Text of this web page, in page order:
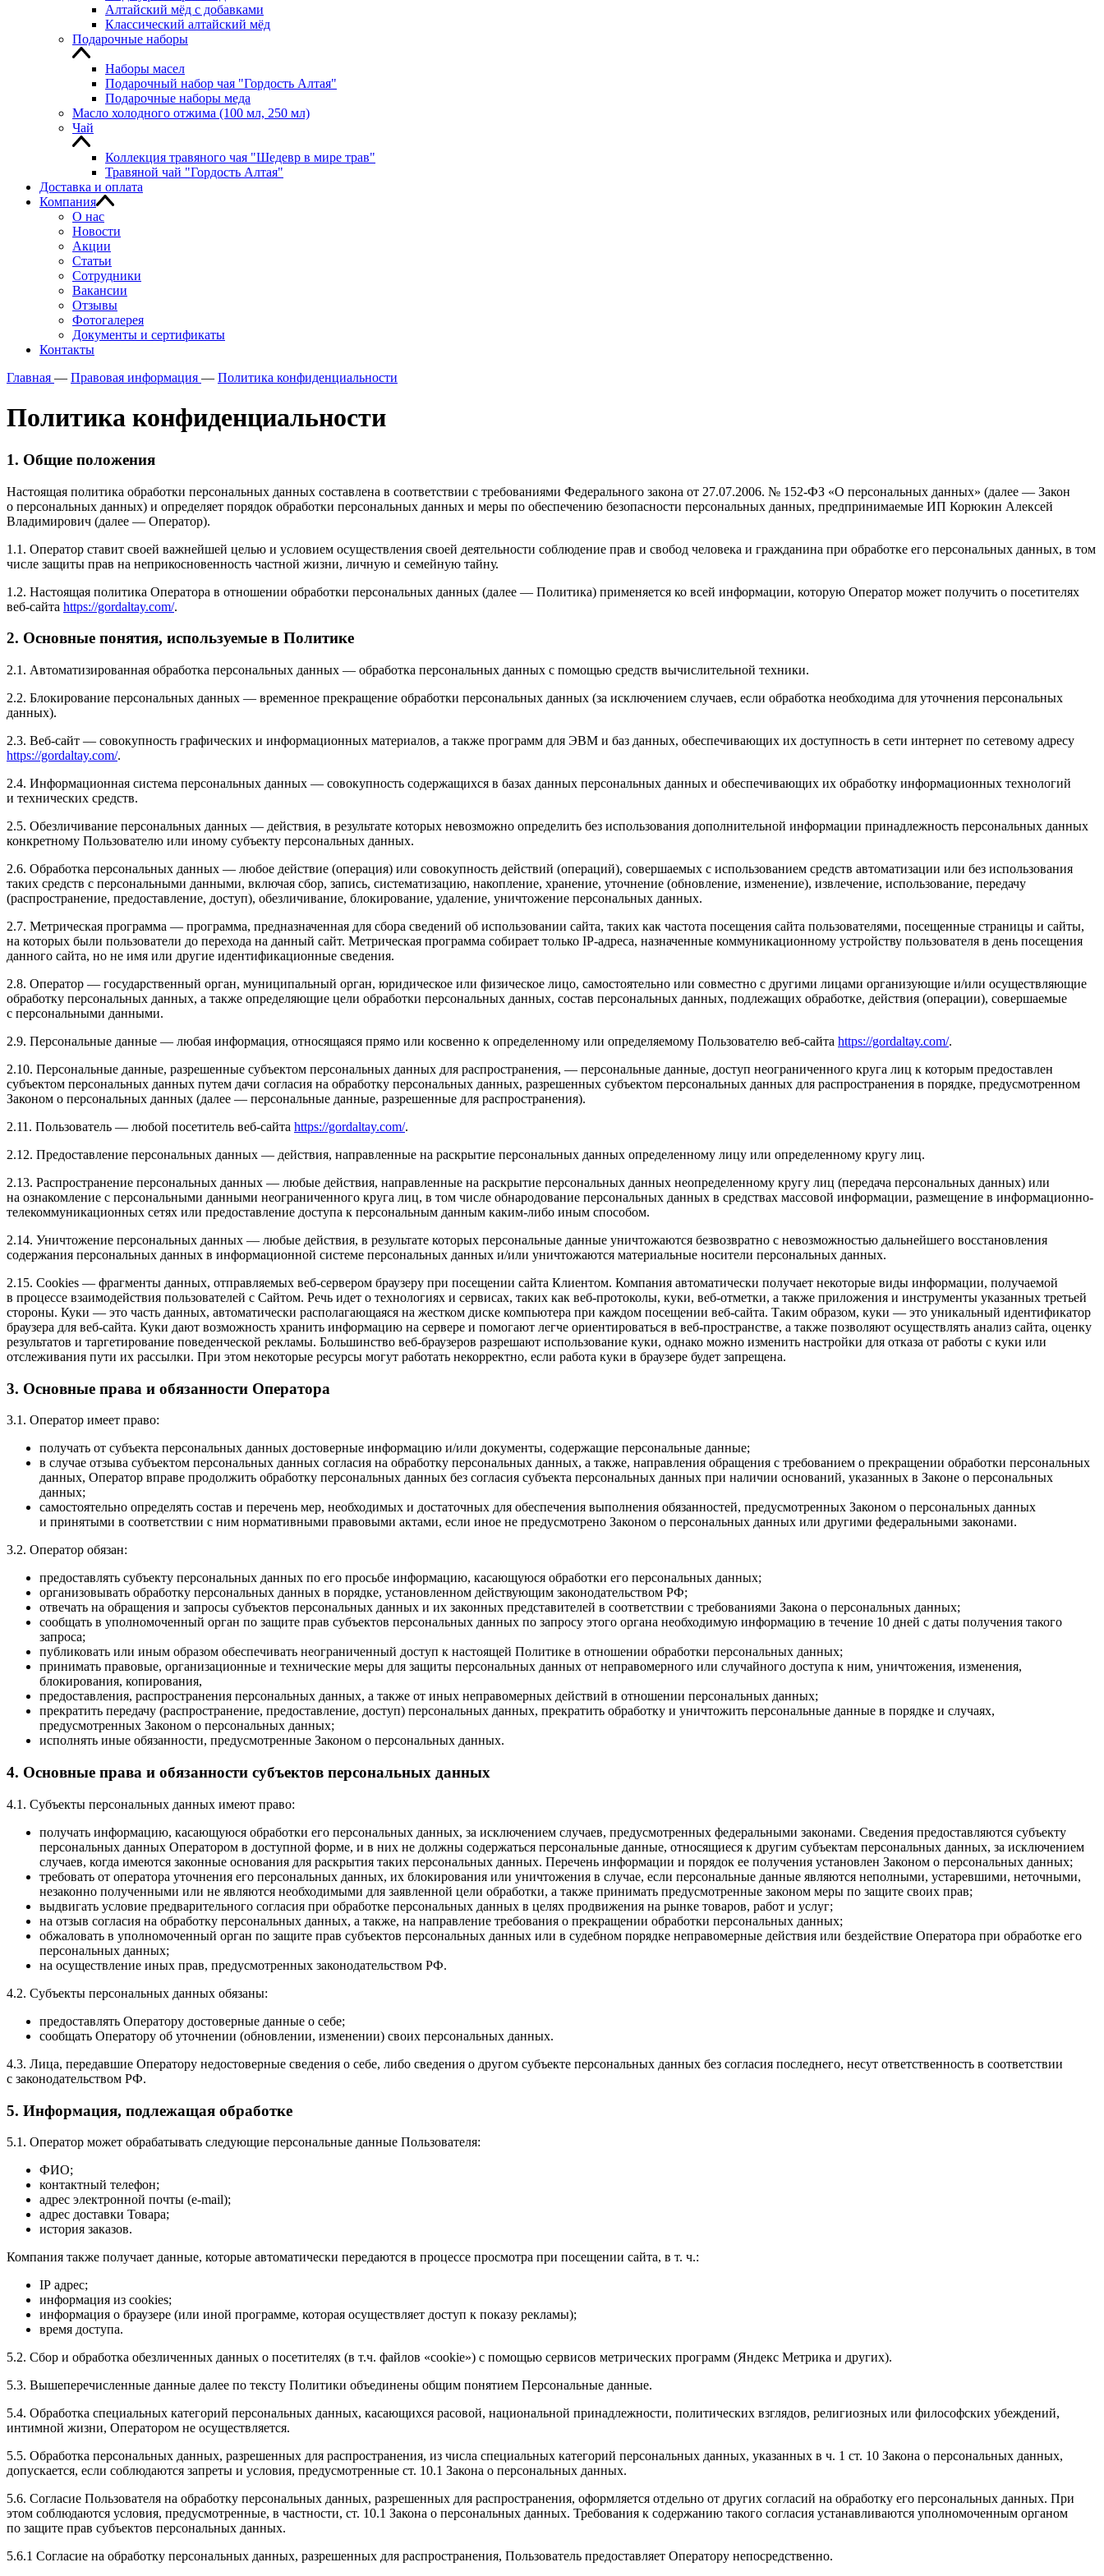
Алтайский мёд с добавками
Классический алтайский мёд
Подарочные наборы
Наборы масел
Подарочный набор чая "Гордость Алтая"
Подарочные наборы меда
Масло холодного отжима (100 мл, 250 мл)
Чай
Коллекция травяного чая "Шедевр в мире трав"
Травяной чай "Гордость Алтая"
Доставка и оплата
Компания
О нас
Новости
Акции
Статьи
Сотрудники
Вакансии
Отзывы
Фотогалерея
Документы и сертификаты
Контакты
Главная — Правовая информация — Политика конфиденциальности
Политика конфиденциальности
1. Общие положения
Настоящая политика обработки персональных данных составлена в соответствии с требованиями Федерального закона от 27.07.2006. № 152-ФЗ «О персональных данных» (далее — Закон
о персональных данных) и определяет порядок обработки персональных данных и меры по обеспечению безопасности персональных данных, предпринимаемые ИП Корюкин Алексей
Владимирович (далее — Оператор).
1.1. Оператор ставит своей важнейшей целью и условием осуществления своей деятельности соблюдение прав и свобод человека и гражданина при обработке его персональных данных, в том
числе защиты прав на неприкосновенность частной жизни, личную и семейную тайну.
1.2. Настоящая политика Оператора в отношении обработки персональных данных (далее — Политика) применяется ко всей информации, которую Оператор может получить о посетителях
веб-сайта https://gordaltay.com/.
2. Основные понятия, используемые в Политике
2.1. Автоматизированная обработка персональных данных — обработка персональных данных с помощью средств вычислительной техники.
2.2. Блокирование персональных данных — временное прекращение обработки персональных данных (за исключением случаев, если обработка необходима для уточнения персональных
данных).
2.3. Веб-сайт — совокупность графических и информационных материалов, а также программ для ЭВМ и баз данных, обеспечивающих их доступность в сети интернет по сетевому адресу
https://gordaltay.com/.
2.4. Информационная система персональных данных — совокупность содержащихся в базах данных персональных данных и обеспечивающих их обработку информационных технологий
и технических средств.
2.5. Обезличивание персональных данных — действия, в результате которых невозможно определить без использования дополнительной информации принадлежность персональных данных
конкретному Пользователю или иному субъекту персональных данных.
2.6. Обработка персональных данных — любое действие (операция) или совокупность действий (операций), совершаемых с использованием средств автоматизации или без использования
таких средств с персональными данными, включая сбор, запись, систематизацию, накопление, хранение, уточнение (обновление, изменение), извлечение, использование, передачу
(распространение, предоставление, доступ), обезличивание, блокирование, удаление, уничтожение персональных данных.
2.7. Метрическая программа — программа, предназначенная для сбора сведений об использовании сайта, таких как частота посещения сайта пользователями, посещенные страницы и сайты,
на которых были пользователи до перехода на данный сайт. Метрическая программа собирает только IP-адреса, назначенные коммуникационному устройству пользователя в день посещения
данного сайта, но не имя или другие идентификационные сведения.
2.8. Оператор — государственный орган, муниципальный орган, юридическое или физическое лицо, самостоятельно или совместно с другими лицами организующие и/или осуществляющие
обработку персональных данных, а также определяющие цели обработки персональных данных, состав персональных данных, подлежащих обработке, действия (операции), совершаемые
с персональными данными.
2.9. Персональные данные — любая информация, относящаяся прямо или косвенно к определенному или определяемому Пользователю веб-сайта https://gordaltay.com/.
2.10. Персональные данные, разрешенные субъектом персональных данных для распространения, — персональные данные, доступ неограниченного круга лиц к которым предоставлен
субъектом персональных данных путем дачи согласия на обработку персональных данных, разрешенных субъектом персональных данных для распространения в порядке, предусмотренном
Законом о персональных данных (далее — персональные данные, разрешенные для распространения).
2.11. Пользователь — любой посетитель веб-сайта https://gordaltay.com/.
2.12. Предоставление персональных данных — действия, направленные на раскрытие персональных данных определенному лицу или определенному кругу лиц.
2.13. Распространение персональных данных — любые действия, направленные на раскрытие персональных данных неопределенному кругу лиц (передача персональных данных) или
на ознакомление с персональными данными неограниченного круга лиц, в том числе обнародование персональных данных в средствах массовой информации, размещение в информационно-
телекоммуникационных сетях или предоставление доступа к персональным данным каким-либо иным способом.
2.14. Уничтожение персональных данных — любые действия, в результате которых персональные данные уничтожаются безвозвратно с невозможностью дальнейшего восстановления
содержания персональных данных в информационной системе персональных данных и/или уничтожаются материальные носители персональных данных.
2.15. Cookies — фрагменты данных, отправляемых веб-сервером браузеру при посещении сайта Клиентом. Компания автоматически получает некоторые виды информации, получаемой
в процессе взаимодействия пользователей с Cайтом. Речь идет о технологиях и сервисах, таких как веб-протоколы, куки, веб-отметки, а также приложения и инструменты указанных третьей
стороны. Куки — это часть данных, автоматически располагающаяся на жестком диске компьютера при каждом посещении веб-сайта. Таким образом, куки — это уникальный идентификатор
браузера для веб-сайта. Куки дают возможность хранить информацию на сервере и помогают легче ориентироваться в веб-пространстве, а также позволяют осуществлять анализ сайта, оценку
результатов и таргетирование поведенческой рекламы. Большинство веб-браузеров разрешают использование куки, однако можно изменить настройки для отказа от работы с куки или
отслеживания пути их рассылки. При этом некоторые ресурсы могут работать некорректно, если работа куки в браузере будет запрещена.
3. Основные права и обязанности Оператора
3.1. Оператор имеет право:
получать от субъекта персональных данных достоверные информацию и/или документы, содержащие персональные данные;
в случае отзыва субъектом персональных данных согласия на обработку персональных данных, а также, направления обращения с требованием о прекращении обработки персональных
данных, Оператор вправе продолжить обработку персональных данных без согласия субъекта персональных данных при наличии оснований, указанных в Законе о персональных
данных;
самостоятельно определять состав и перечень мер, необходимых и достаточных для обеспечения выполнения обязанностей, предусмотренных Законом о персональных данных
и принятыми в соответствии с ним нормативными правовыми актами, если иное не предусмотрено Законом о персональных данных или другими федеральными законами.
3.2. Оператор обязан:
предоставлять субъекту персональных данных по его просьбе информацию, касающуюся обработки его персональных данных;
организовывать обработку персональных данных в порядке, установленном действующим законодательством РФ;
отвечать на обращения и запросы субъектов персональных данных и их законных представителей в соответствии с требованиями Закона о персональных данных;
сообщать в уполномоченный орган по защите прав субъектов персональных данных по запросу этого органа необходимую информацию в течение 10 дней с даты получения такого
запроса;
публиковать или иным образом обеспечивать неограниченный доступ к настоящей Политике в отношении обработки персональных данных;
принимать правовые, организационные и технические меры для защиты персональных данных от неправомерного или случайного доступа к ним, уничтожения, изменения,
блокирования, копирования,
предоставления, распространения персональных данных, а также от иных неправомерных действий в отношении персональных данных;
прекратить передачу (распространение, предоставление, доступ) персональных данных, прекратить обработку и уничтожить персональные данные в порядке и случаях,
предусмотренных Законом о персональных данных;
исполнять иные обязанности, предусмотренные Законом о персональных данных.
4. Основные права и обязанности субъектов персональных данных
4.1. Субъекты персональных данных имеют право:
получать информацию, касающуюся обработки его персональных данных, за исключением случаев, предусмотренных федеральными законами. Сведения предоставляются субъекту
персональных данных Оператором в доступной форме, и в них не должны содержаться персональные данные, относящиеся к другим субъектам персональных данных, за исключением
случаев, когда имеются законные основания для раскрытия таких персональных данных. Перечень информации и порядок ее получения установлен Законом о персональных данных;
требовать от оператора уточнения его персональных данных, их блокирования или уничтожения в случае, если персональные данные являются неполными, устаревшими, неточными,
незаконно полученными или не являются необходимыми для заявленной цели обработки, а также принимать предусмотренные законом меры по защите своих прав;
выдвигать условие предварительного согласия при обработке персональных данных в целях продвижения на рынке товаров, работ и услуг;
на отзыв согласия на обработку персональных данных, а также, на направление требования о прекращении обработки персональных данных;
обжаловать в уполномоченный орган по защите прав субъектов персональных данных или в судебном порядке неправомерные действия или бездействие Оператора при обработке его
персональных данных;
на осуществление иных прав, предусмотренных законодательством РФ.
4.2. Субъекты персональных данных обязаны:
предоставлять Оператору достоверные данные о себе;
сообщать Оператору об уточнении (обновлении, изменении) своих персональных данных.
4.3. Лица, передавшие Оператору недостоверные сведения о себе, либо сведения о другом субъекте персональных данных без согласия последнего, несут ответственность в соответствии
с законодательством РФ.
5. Информация, подлежащая обработке
5.1. Оператор может обрабатывать следующие персональные данные Пользователя:
ФИО;
контактный телефон;
адрес электронной почты (e-mail);
адрес доставки Товара;
история заказов.
Компания также получает данные, которые автоматически передаются в процессе просмотра при посещении сайта, в т. ч.:
IP адрес;
информация из cookies;
информация о браузере (или иной программе, которая осуществляет доступ к показу рекламы);
время доступа.
5.2. Сбор и обработка обезличенных данных о посетителях (в т.ч. файлов «cookie») с помощью сервисов метрических программ (Яндекс Метрика и других).
5.3. Вышеперечисленные данные далее по тексту Политики объединены общим понятием Персональные данные.
5.4. Обработка специальных категорий персональных данных, касающихся расовой, национальной принадлежности, политических взглядов, религиозных или философских убеждений,
интимной жизни, Оператором не осуществляется.
5.5. Обработка персональных данных, разрешенных для распространения, из числа специальных категорий персональных данных, указанных в ч. 1 ст. 10 Закона о персональных данных,
допускается, если соблюдаются запреты и условия, предусмотренные ст. 10.1 Закона о персональных данных.
5.6. Согласие Пользователя на обработку персональных данных, разрешенных для распространения, оформляется отдельно от других согласий на обработку его персональных данных. При
этом соблюдаются условия, предусмотренные, в частности, ст. 10.1 Закона о персональных данных. Требования к содержанию такого согласия устанавливаются уполномоченным органом
по защите прав субъектов персональных данных.
5.6.1 Согласие на обработку персональных данных, разрешенных для распространения, Пользователь предоставляет Оператору непосредственно.